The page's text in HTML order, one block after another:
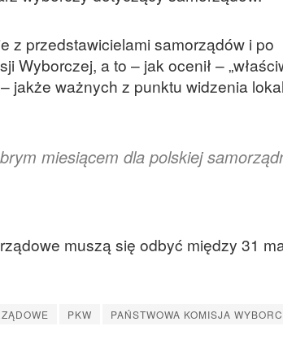
z przedstawicielami samorządów i po
Wyborczej, a to – jak ocenił –
jakże ważnych z punktu widzenia
miesiącem dla polskiej
muszą się odbyć między 31
PKW
PAŃSTWOWA KOMISJA